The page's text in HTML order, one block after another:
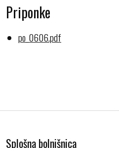
Priponke
po_0606.pdf
Splošna bolnišnica